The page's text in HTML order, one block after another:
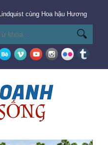
cùng Hoa hậu Hương